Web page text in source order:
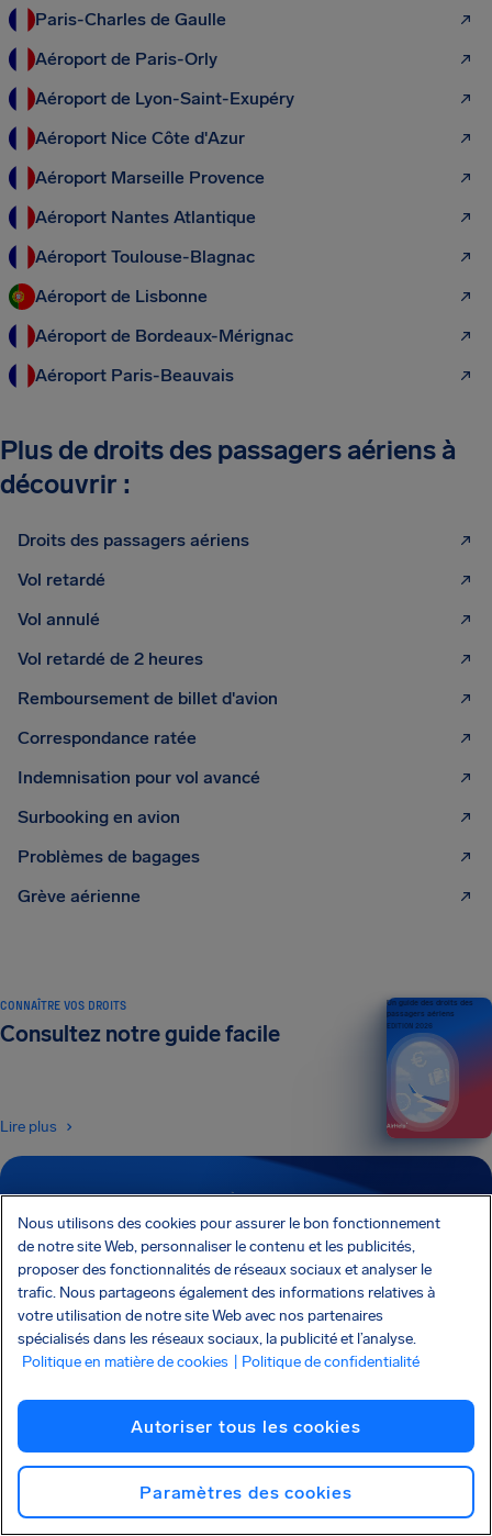
Paris-Charles de Gaulle
Aéroport de Paris-Orly
Aéroport de Lyon-Saint-Exupéry
Aéroport Nice Côte d'Azur
Aéroport Marseille Provence
Aéroport Nantes Atlantique
Aéroport Toulouse-Blagnac
Aéroport de Lisbonne
Aéroport de Bordeaux-Mérignac
Aéroport Paris-Beauvais
Plus de droits des passagers aériens à
découvrir :
Droits des passagers aériens
Vol retardé
Vol annulé
Vol retardé de 2 heures
Remboursement de billet d'avion
Correspondance ratée
Indemnisation pour vol avancé
Surbooking en avion
Problèmes de bagages
Grève aérienne
ABONNEZ-VOUS À NOTRE NEWSLETTER
Recevez des astuces et des conseils directement
dans votre boîte e-mail
Abonnez-vous
Je voudrais recevoir des e-mails de la part d’AirHelp et j’accepte la
CONNAÎTRE VOS DROITS
Consultez notre guide facile
Lire plus
Un guide des droits des
passagers aériens
ÉDITION 2026
AirHelp fait partie de l’Association of Passenger Rights Advocates (APRA), dont la
mission est de promouvoir et de protéger les droits des passagers.
Nous utilisons des cookies pour assurer le bon fonctionnement
de notre site Web, personnaliser le contenu et les publicités,
proposer des fonctionnalités de réseaux sociaux et analyser le
trafic. Nous partageons également des informations relatives à
votre utilisation de notre site Web avec nos partenaires
spécialisés dans les réseaux sociaux, la publicité et l’analyse.
Politique en matière de cookies
| Politique de confidentialité
Autoriser tous les cookies
Paramètres des cookies